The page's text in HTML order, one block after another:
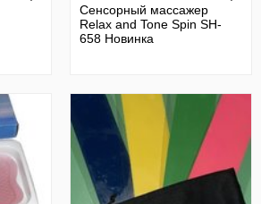
Сенсорный массажер
Relax and Tone Spin SH-
658 Новинка